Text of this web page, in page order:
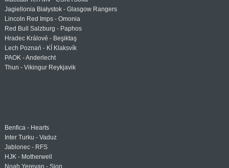
Jagiellonia Białystok - Glasgow Rangers
Lincoln Red Imps - Omonia
Red Bull Salzburg - Paphos
Hradec Králové - Beşiktaş
Lech Poznań - KÍ Klaksvík
PAOK - Anderlecht
Thun - Vikingur Reykjavik
Benfica - Hearts
Inter Turku - Vaduz
Jablonec - RFS
HJK - Motherwell
Noah Yerevan - Sion